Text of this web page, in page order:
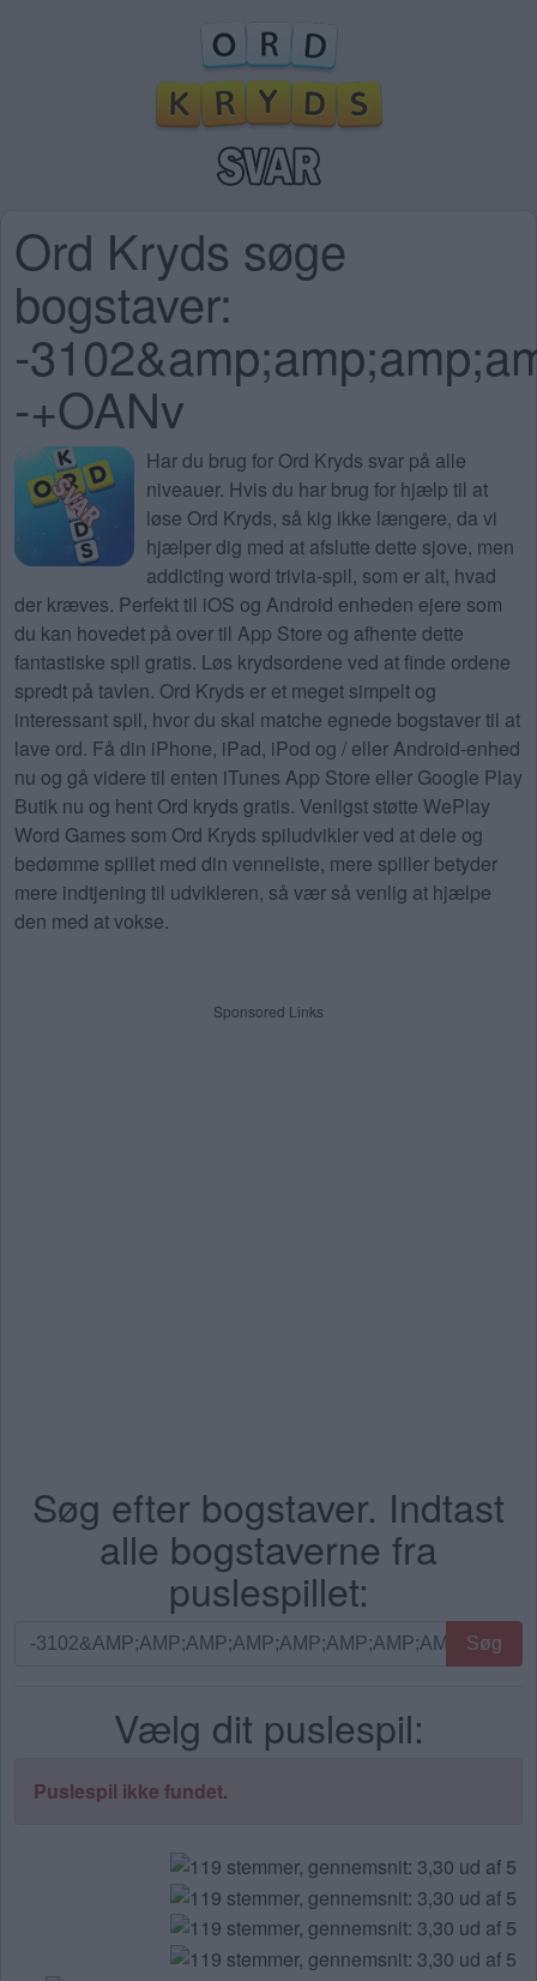
Ord Kryds søge
bogstaver:
-
-+OANv
Har du brug for Ord Kryds svar på alle
niveauer. Hvis du har brug for hjælp til at
løse Ord Kryds, så kig ikke længere, da vi
hjælper dig med at afslutte dette sjove, men
addicting word trivia-spil, som er alt, hvad
der kræves. Perfekt til iOS og Android enheden ejere som
du kan hovedet på over til App Store og afhente dette
fantastiske spil gratis. Løs krydsordene ved at finde ordene
spredt på tavlen. Ord Kryds er et meget simpelt og
interessant spil, hvor du skal matche egnede bogstaver til at
lave ord. Få din iPhone, iPad, iPod og / eller Android-enhed
nu og gå videre til enten iTunes App Store eller Google Play
Butik nu og hent Ord kryds gratis. Venligst støtte WePlay
Word Games som Ord Kryds spiludvikler ved at dele og
bedømme spillet med din venneliste, mere spiller betyder
mere indtjening til udvikleren, så vær så venlig at hjælpe
den med at vokse.
Sponsored Links
Søg efter bogstaver. Indtast
alle bogstaverne fra
puslespillet:
Søg
bogstaverne
Søg
Vælg dit puslespil:
Puslespil ikke fundet.